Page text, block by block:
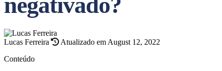
Lucas Ferreira
Atualizado em August 12, 2022
Conteúdo